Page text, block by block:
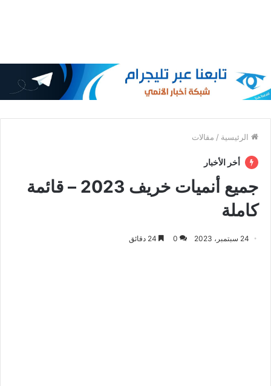
الرئيسية / مقالات
أخر الأخبار
جميع أنميات خريف 2023 – قائمة
كاملة
24 سبتمبر، 2023 0